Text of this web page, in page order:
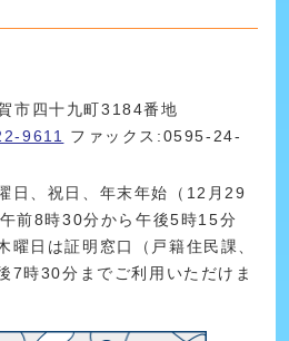
市四十九町3184番地
9611 ファックス:0595-24-
日、祝日、年末年始（12月29
前8時30分から午後5時15分
曜日は証明窓口（戸籍住民課、
7時30分までご利用いただけま